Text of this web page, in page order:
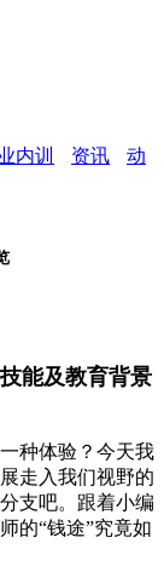
内训 资讯
动
能及教育背景
种体验？今天我
走入我们视野的
支吧。跟着小编
的“钱途”究竟如